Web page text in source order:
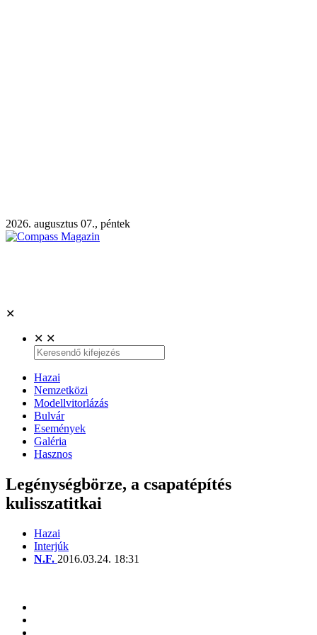
2026. augusztus 07., péntek
✕
✕ ✕
Hazai
Nemzetközi
Modellvitorlázás
Bulvár
Események
Galéria
Hasznos
Legénységbörze, a csapatépítés
kulisszatitkai
Hazai
Interjúk
N.F. 2016.03.24. 18:31